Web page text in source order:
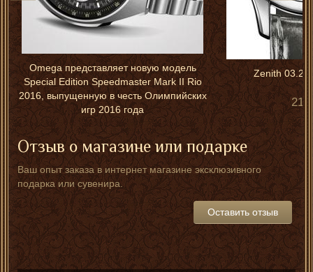
Omega представляет новую модель
Special Edition Speedmaster Mark II Rio
2016, выпущенную в честь Олимпийских
игр 2016 года
Zenith
218
Отзыв о магазине или подарке
Ваш опыт заказа в интернет магазине эксклюзивного
подарка или сувенира.
Оставить отзыв